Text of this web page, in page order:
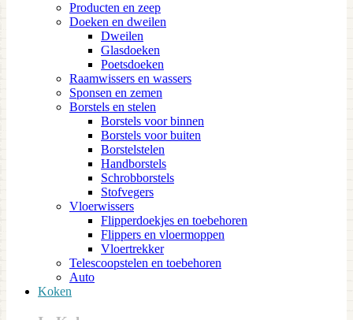
Producten en zeep
Doeken en dweilen
Dweilen
Glasdoeken
Poetsdoeken
Raamwissers en wassers
Sponsen en zemen
Borstels en stelen
Borstels voor binnen
Borstels voor buiten
Borstelstelen
Handborstels
Schrobborstels
Stofvegers
Vloerwissers
Flipperdoekjes en toebehoren
Flippers en vloermoppen
Vloertrekker
Telescoopstelen en toebehoren
Auto
Koken